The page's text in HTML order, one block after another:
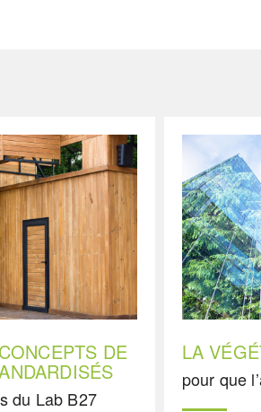
DE
du Lab B27
LA
pour que